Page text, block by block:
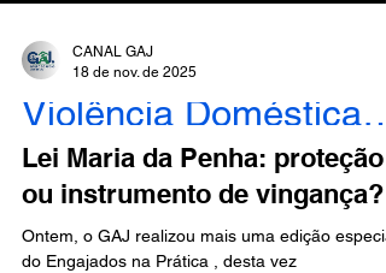
CANAL GAJ
18 de nov. de 2025
Violência Doméstica - Engajados
Lei Maria da Penha: proteção
ou instrumento de vingança?
Ontem, o GAJ realizou mais uma edição
do Engajados na Prática , desta vez